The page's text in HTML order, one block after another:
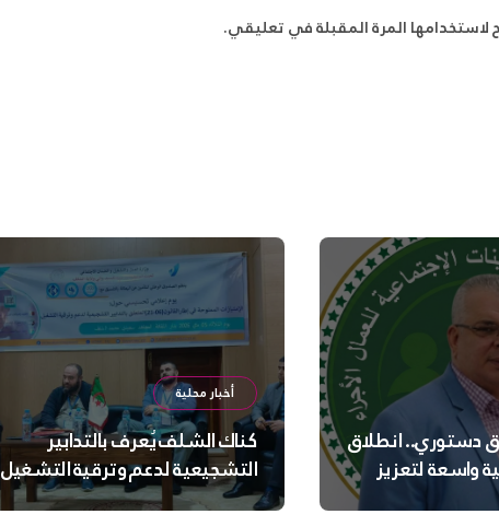
المرة المقبلة في تعليقي.
دستوري.. انطلاق
واسعة لتعزيز
والنفسية
أخبار محلية
كناك الشلف يُعرف بالتدابير
التشجيعية لدعم وترقية التشغيل